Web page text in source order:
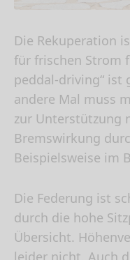
Die Rekuperation
für frischen Strom
peddal-driving“ ist
andere Mal muss
zur Unterstützung
Bremswirkung
Beispielsweise im
Die Federung ist
durch die hohe
Übersicht.
leider nicht. Auch